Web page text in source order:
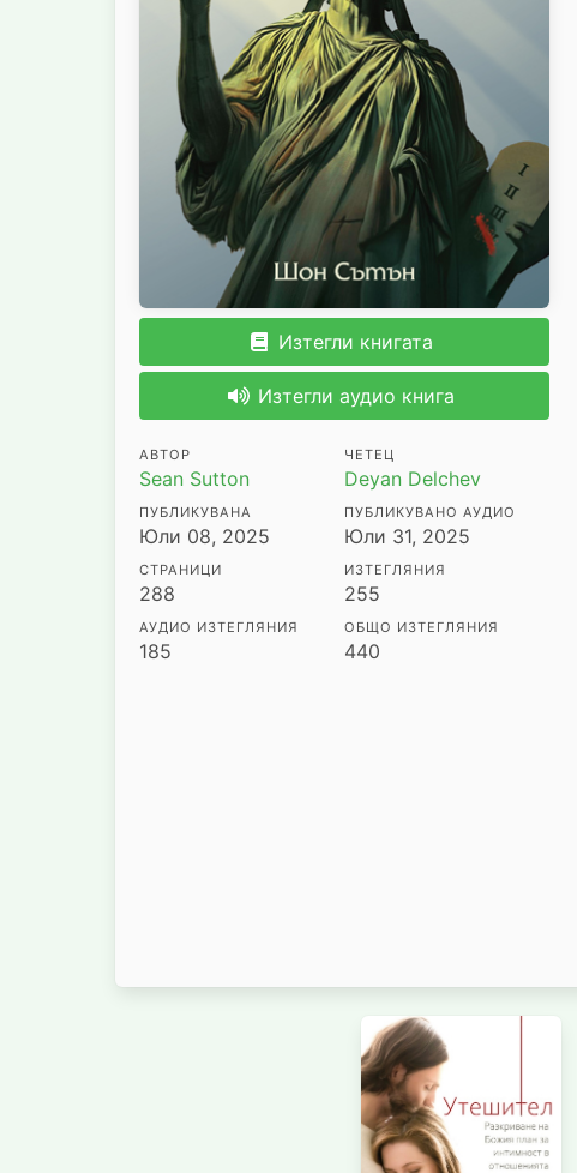
Изтегли книгата
Изтегли аудио книга
АВТОР
Sean Sutton
ЧЕТЕЦ
Deyan Delchev
ПУБЛИКУВАНА
Юли 08, 2025
ПУБЛИКУВАНО АУДИО
Юли 31, 2025
СТРАНИЦИ
288
ИЗТЕГЛЯНИЯ
255
АУДИО ИЗТЕГЛЯНИЯ
185
ОБЩО ИЗТЕГЛЯНИЯ
440